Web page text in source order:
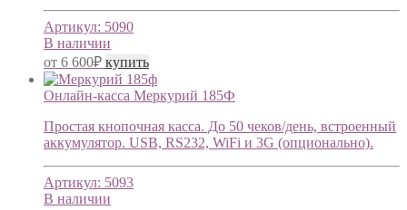
Артикул: 5090
В наличии
от 6 600₽ купить
Онлайн-касса Меркурий 185Ф
Простая кнопочная касса. До 50 чеков/день, встроенный
аккумулятор. USB, RS232, WiFi и 3G (опционально).
Артикул: 5093
В наличии